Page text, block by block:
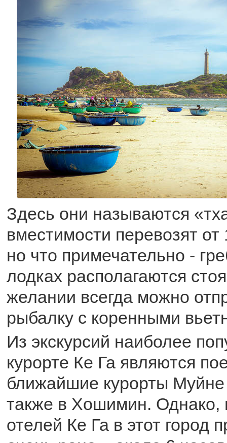
Здесь они называются
вместимости перевозят
но что примечательно -
лодках располагаются
желании всегда можно
рыбалку с коренными
Из экскурсий наиболее
курорте Ке Га являются
ближайшие курорты
также в Хошимин. Однако,
отелей Ке Га в этот город